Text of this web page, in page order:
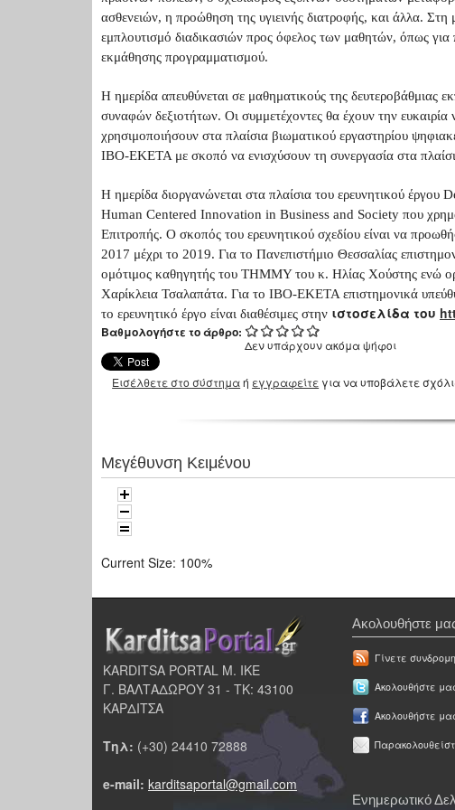
ασθενειών, η προώθηση της υγιεινής διατροφής, και άλλα.
εμπλουτισμό διαδικασιών προς όφελος των μαθητών, όπως
εκμάθησης προγραμματισμού.
Η ημερίδα απευθύνεται σε μαθηματικούς της δευτεροβάθμιας
συναφών δεξιοτήτων. Οι συμμετέχοντες θα έχουν την ευκαιρία
χρησιμοποιήσουν στα πλαίσια βιωματικού εργαστηρίου
ΙΒΟ-ΕΚΕΤΑ με σκοπό να ενισχύσουν τη συνεργασία στα
Η ημερίδα διοργανώνεται στα πλαίσια του ερευνητικού
Human Centered Innovation in Business and Society που
Επιτροπής. Ο σκοπός του ερευνητικού σχεδίου είναι να
2017 μέχρι το 2019. Για το Πανεπιστήμιο Θεσσαλίας
ομότιμος καθηγητής του ΤΗΜΜΥ του κ. Ηλίας Χούστης ενώ
Χαρίκλεια Τσαλαπάτα. Για το ΙΒΟ-ΕΚΕΤΑ επιστημονικά
το ερευνητικό έργο είναι διαθέσιμες στην ιστοσελίδα του
Βαθμολογήστε το άρθρο:
Δεν υπάρχουν ακόμα ψήφοι
Εισέλθετε στο σύστημαή εγγραφείτε για να υποβάλετε
Μεγέθυνση Κειμένου
Current Size: 100%
KARDITSA PORTAL Μ. ΙΚΕ
Γ. ΒΑΛΤΑΔΩΡΟΥ 31 - ΤΚ: 43100
ΚΑΡΔΙΤΣΑ
Τηλ: (+30) 24410 72888
e-mail: karditsaportal@gmail.com
Ακολουθήστε
Γίνετε
Ακολουθήστε
Ακολουθήστε
Ενημερωτικό